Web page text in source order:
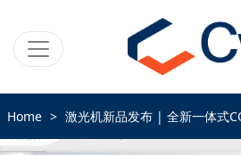
Home 激光机新品发布 | 全新一体式